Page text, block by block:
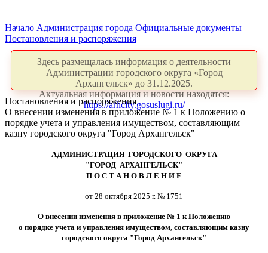
Начало Администрация города Официальные документы
Постановления и распоряжения
Здесь размещалась информация о деятельности
Администрации городского округа «Город
Архангельск» до 31.12.2025.
Актуальная информация и новости находятся:
https://arhcity.gosuslugi.ru/
Постановления и распоряжения
О внесении изменения в приложение № 1 к Положению о
порядке учета и управления имуществом, составляющим
казну городского округа "Город Архангельск"
АДМИНИСТРАЦИЯ ГОРОДСКОГО ОКРУГА
"ГОРОД АРХАНГЕЛЬСК"
П О С Т А Н О В Л Е Н И Е
от 28 октября 2025 г. № 1751
О внесении изменения в приложение № 1 к Положению
о порядке учета и управления имуществом, составляющим казну
городского округа "Город Архангельск"